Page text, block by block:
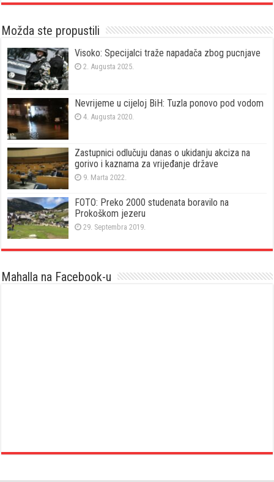
Možda ste propustili
Visoko: Specijalci traže napadača zbog pucnjave
2. Augusta 2025.
Nevrijeme u cijeloj BiH: Tuzla ponovo pod vodom
4. Augusta 2020.
Zastupnici odlučuju danas o ukidanju akciza na
gorivo i kaznama za vrijeđanje države
9. Marta 2022.
FOTO: Preko 2000 studenata boravilo na
Prokoškom jezeru
29. Septembra 2019.
Mahalla na Facebook-u